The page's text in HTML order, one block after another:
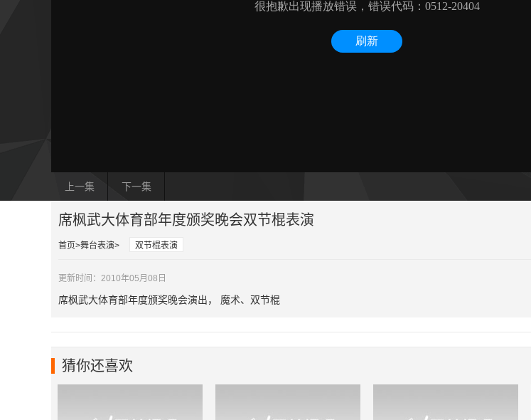
上一集 下一集
席枫武大体育部年度颁奖晚会双节棍表演
首页 舞台表演 双节棍表演
更新时间：2010年05月08日
席枫武大体育部年度颁奖晚会演出， 魔术、双节棍
猜你还喜欢